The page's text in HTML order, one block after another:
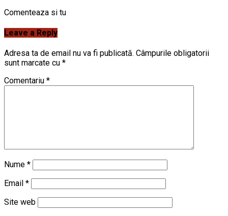
Comenteaza si tu
Leave a Reply
Adresa ta de email nu va fi publicată. Câmpurile obligatorii
sunt marcate cu *
Comentariu *
Nume *
Email *
Site web